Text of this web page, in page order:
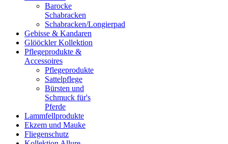
Barocke
Schabracken
Schabracken/Longierpad
Gebisse & Kandaren
Glööckler Kollektion
Pflegeprodukte &
Accessoires
Pflegeprodukte
Sattelpflege
Bürsten und
Schmuck für's
Pferde
Lammfellprodukte
Ekzem und Mauke
Fliegenschutz